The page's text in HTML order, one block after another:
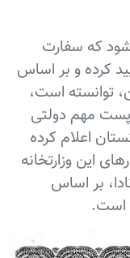
که سفارت
کرده و بر اساس
توانسته است،
پست مهم دولتی
اعلام کرده
این وزارتخانه
بر اساس
است.